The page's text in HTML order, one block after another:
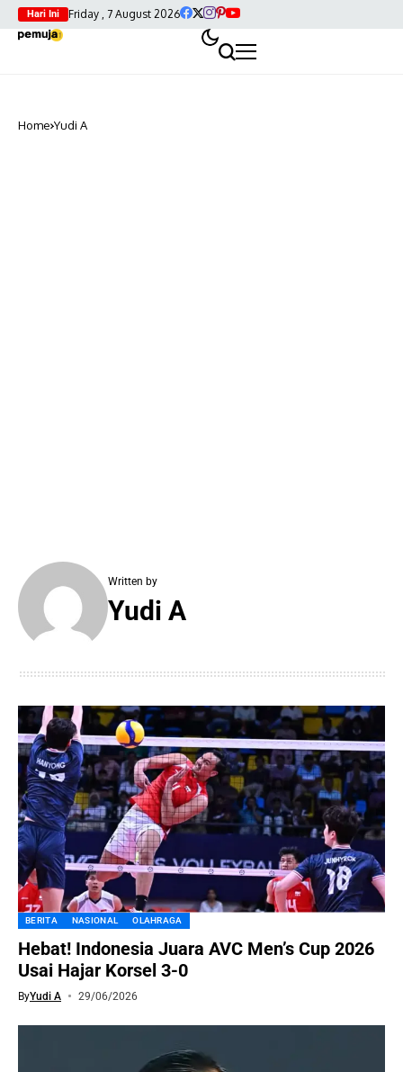
Hari Ini Friday , 7 August 2026
Home Yudi A
Written by
Yudi A
BERITA NASIONAL OLAHRAGA
Hebat! Indonesia Juara AVC Men’s Cup 2026
Usai Hajar Korsel 3-0
ByYudi A 29/06/2026